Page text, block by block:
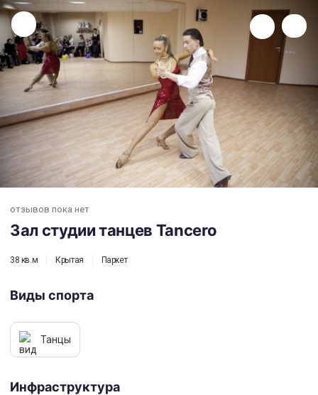
Зал студии танцев Tancero
отзывов пока нет
Зал студии танцев Tancero
38 кв.м Крытая Паркет
Виды спорта
Танцы
Инфраструктура